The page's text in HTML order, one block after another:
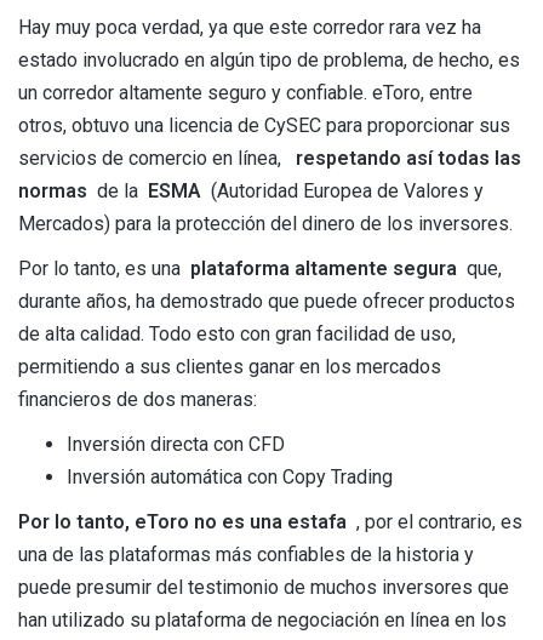
Hay muy poca verdad, ya que este corredor rara vez ha
estado involucrado en algún tipo de problema, de hecho, es
un corredor altamente seguro y confiable. eToro, entre
otros, obtuvo una licencia de CySEC para proporcionar sus
servicios de comercio en línea,
respetando así todas las
normas de la ESMA (Autoridad Europea de Valores y
Mercados) para la protección del dinero de los inversores.
Por lo tanto, es una plataforma altamente segura que,
durante años, ha demostrado que puede ofrecer productos
de alta calidad. Todo esto con gran facilidad de uso,
permitiendo a sus clientes ganar en los mercados
financieros de dos maneras:
Inversión directa con CFD
Inversión automática con Copy Trading
Por lo tanto, eToro no es una estafa , por el contrario, es
una de las plataformas más confiables de la historia y
puede presumir del testimonio de muchos inversores que
han utilizado su plataforma de negociación en línea en los